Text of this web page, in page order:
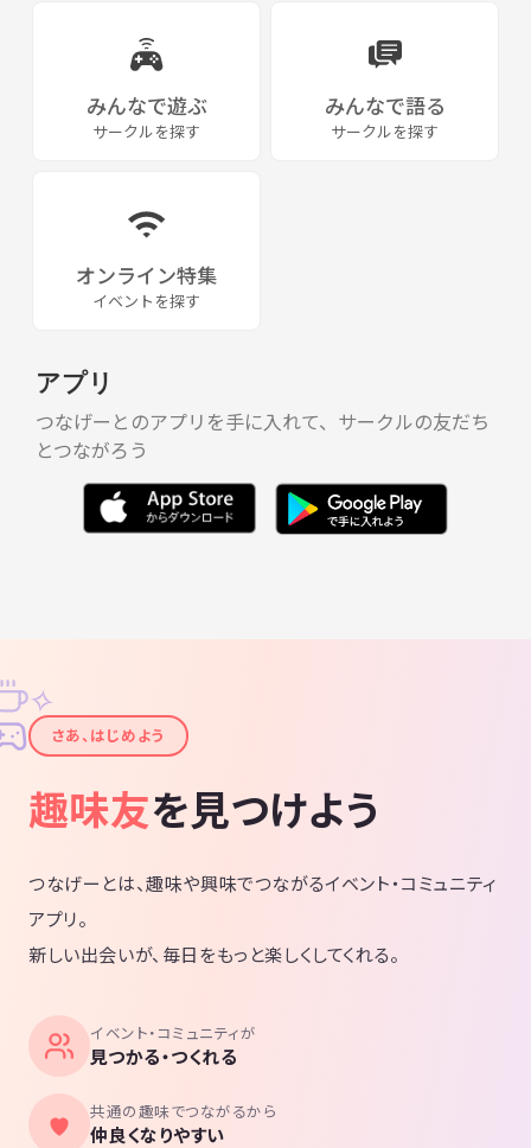
みんなで遊ぶ
サークルを探す
みんなで語る
サークルを探す
オンライン特集
イベントを探す
アプリ
つなげーとのアプリを手に入れて、サークルの友だち
とつながろう
✦
✧
さあ、はじめよう
趣味友を見つけよう
つなげーとは、趣味や興味でつながるイベント・コミュニティ
アプリ。
新しい出会いが、毎日をもっと楽しくしてくれる。
イベント・コミュニティが
見つかる・つくれる
共通の趣味でつながるから
仲良くなりやすい